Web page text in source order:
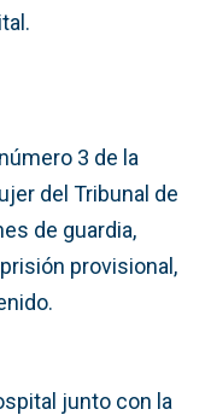
3 de la
del Tribunal de
de guardia,
provisional,
junto con la